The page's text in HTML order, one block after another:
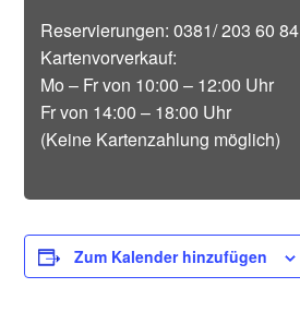
Reservierungen: 0381/ 203 60 84
Kartenvorverkauf:
Mo – Fr von 10:00 – 12:00 Uhr
Fr von 14:00 – 18:00 Uhr
(Keine Kartenzahlung möglich)
Zum Kalender hinzufügen